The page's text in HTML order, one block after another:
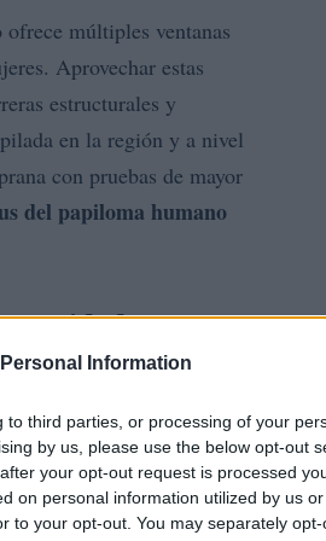
Information
third parties, or processing of your
by us, please use the below opt-out
your opt-out request is processed
on personal information utilized by us
to your opt-out. You may separately
múltiples ventanas
Aprovechar estas
estructurales y
en la región y a nivel
con pruebas de mayor
del papiloma humano
central para el
su uso no se tradujo en
Las razones no son
, las brechas en la
aparecen nuevas